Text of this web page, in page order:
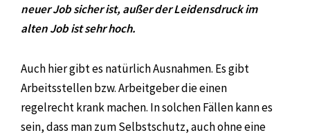
neuer Job sicher ist, außer der Leidensdruck im
alten Job ist sehr hoch.
Auch hier gibt es natürlich Ausnahmen. Es gibt
Arbeitsstellen bzw. Arbeitgeber die einen
regelrecht krank machen. In solchen Fällen kann es
sein, dass man zum Selbstschutz, auch ohne eine